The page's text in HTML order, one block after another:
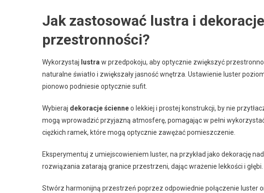
Jak zastosować lustra i
przestronności?
Wykorzystaj lustraw przedpokoju, aby optycznie zwiększyć
naturalne światło i zwiększały jasność wnętrza. Ustawienie luster
pionowo podniesie optycznie sufit.
Wybieraj dekoracje ścienneo lekkiej i prostej konstrukcji, by nie
mogą wprowadzić przyjazną atmosferę, pomagając w pełni
ciężkich ramek, które mogą optycznie zawężać pomieszczenie.
Eksperymentuj z umiejscowieniem luster, na przykład jako dekorację
rozwiązania zatarają granice przestrzeni, dając wrażenie lekkości i głębi.
Stwórz harmonijną przestrzeń poprzez odpowiednie połączenie luster